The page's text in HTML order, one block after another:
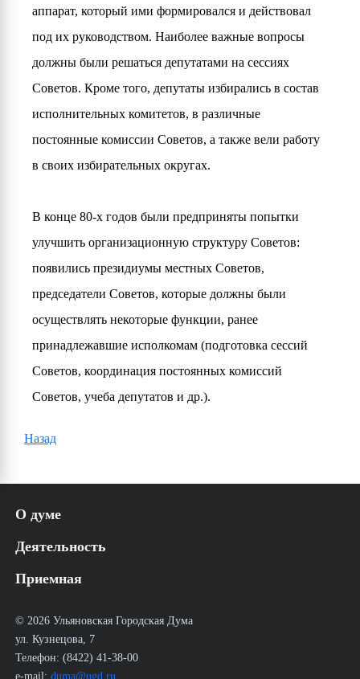
аппарат, который ими формировался и действовал
под их руководством. Наиболее важные вопросы
должны были решаться депутатами на сессиях
Советов. Кроме того, депутаты избирались в состав
исполнительных комитетов, в различные
постоянные комиссии Советов, а также вели работу
в своих избирательных округах.
В конце 80-х годов были предприняты попытки
улучшить организационную структуру Советов:
появились президиумы местных Советов,
председатели Советов, которые должны были
осуществлять некоторые функции, ранее
принадлежавшие исполкомам (подготовка сессий
Советов, координация постоянных комиссий
Советов, учеба депутатов и др.).
Назад
О думе
Структура
Регламент
Новости
25 лет Ульяновской Городской Думе
Депутаты
Деятельность
Постановления
Распоряжения Главы города
Порядок обжалования НПА УГД
Документы
Очередное заседание
Приемная
График приема избирателей депутатами УГД в
общественной приёмной
Комитеты
© 2026 Ульяновская Городская Дума
ул. Кузнецова, 7
Телефон: (8422) 41-38-00
e-mail: duma@ugd.ru